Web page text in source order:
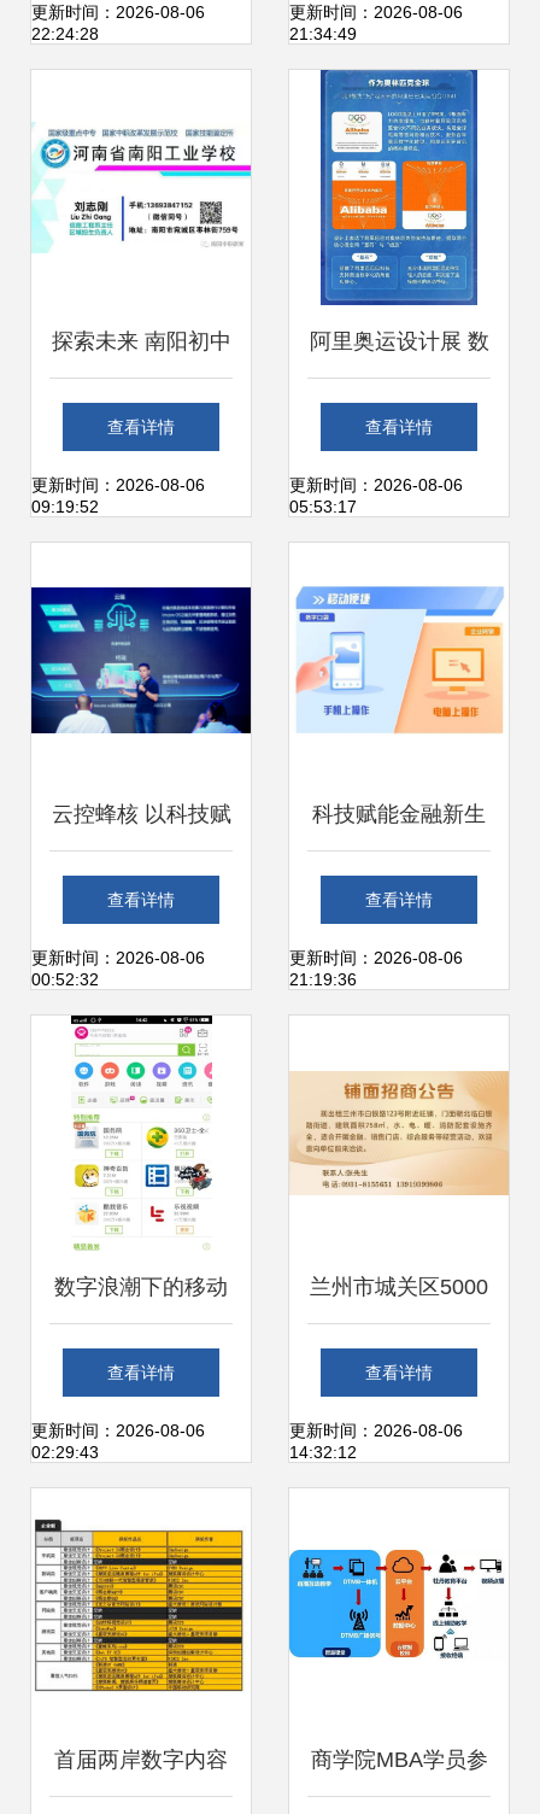
字员工如何降低服
更新时间：2026-08-06
22:24:28
再显决心
更新时间：2026-08-06
21:34:49
探索未来 南阳初中
毕业生学计算机、
软件与信息服务、
3+2大专的前途
查看详情
更新时间：2026-08-06
09:19:52
阿里奥运设计展 数
字科技下的中国式
浪漫
查看详情
更新时间：2026-08-06
05:53:17
云控蜂核 以科技赋
能与共享共赢，驱
动传统行业数字化
转型
查看详情
更新时间：2026-08-06
00:52:32
科技赋能金融新生
态 平安数字口袋如
何以数字化服务重
查看详情
更新时间：2026-08-06
21:19:36
数字浪潮下的移动
电商新动力 内容商
品与开放服务能力
查看详情
更新时间：2026-08-06
02:29:43
兰州市城关区5000
名环卫人绘制新
春“敬业福” 数字内
凡岗位
查看详情
更新时间：2026-08-06
14:32:12
首届两岸数字内容 商学院MBA学员参